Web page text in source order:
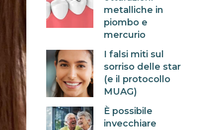
metalliche in
piombo e
mercurio
I falsi miti sul
sorriso delle star
(e il protocollo
MUAG)
È possibile
invecchiare